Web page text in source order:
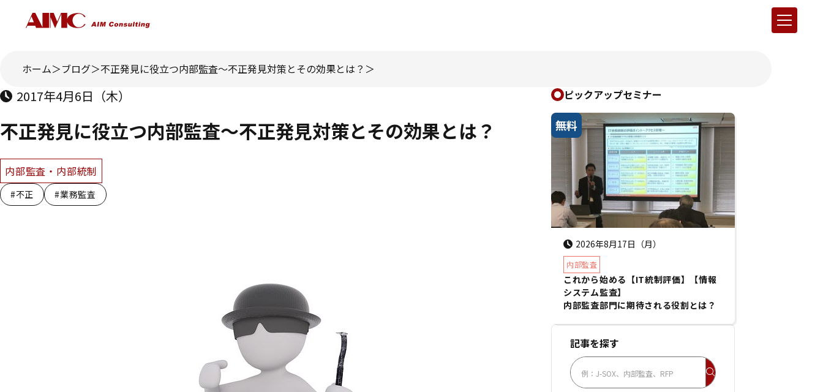
ホーム ブログ 不正発見に役立つ内部監査～不正発見対策とその効果とは？
2017年4月6日（木）
不正発見に役立つ内部監査～不正発見対策とその効果とは？
内部監査・内部統制
#不正 #業務監査
ピックアップセミナー
無料
2026年8月17日（月）
内部監査
これから始める【IT統制評価】【情報
システム監査】
内部監査部門に期待される役割とは？
記事を探す